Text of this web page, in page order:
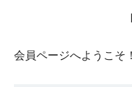
会員ページへようこそ！